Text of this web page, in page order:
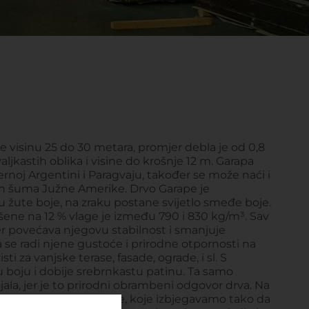
visinu 25 do 30 metara, promjer debla je od 0,8
oblika i visine do krošnje 12 m. Garapa
Argentini i Paragvaju, također se može naći i
Južne Amerike. Drvo Garape je
žute boje, na zraku postane svijetlo smeđe boje.
na 12 % vlage je između 790 i 830 kg/m³. Sav
povećava njegovu stabilnost i smanjuje
se radi njene gustoće i prirodne otpornosti na
za vanjske terase, fasade, ograde, i sl. S
i dobije srebrnkastu patinu. Ta samo
jer je to prirodni obrambeni odgovor drva. Na
manje pukotine, koje izbjegavamo tako da